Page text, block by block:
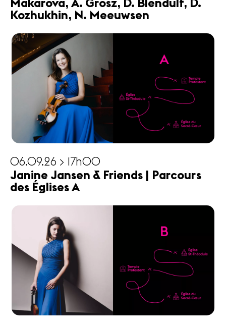
Makarova, A. Grosz, D. Blendulf, D.
Kozhukhin, N. Meeuwsen
06.09.26 > 17h00
Janine Jansen & Friends | Parcours
des Églises A